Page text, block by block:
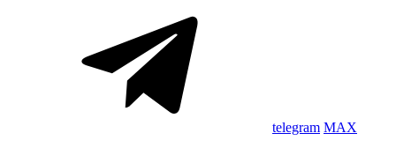
telegram MAX